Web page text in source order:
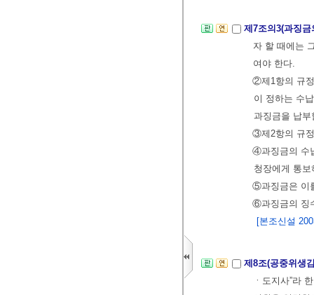
제7조의3(과징
자 할 때에는
여야 한다.
②제1항의 규
이 정하는 수
과징금을 납
③제2항의 규
④과징금의 수
청장에게 통
⑤과징금은 이
⑥과징금의 징
[본조신설
제8조(공중위생
ㆍ도지사”라